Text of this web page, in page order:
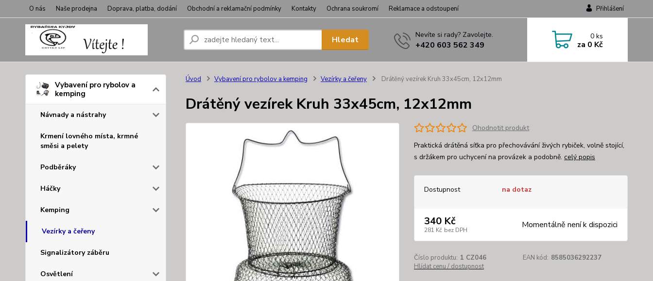
O nás Naše prodejna Doprava, platba, dodání Obchodní a reklamační podmínky Kontakty Ochrana soukromí Reklamace a odstoupení Přihlášení
Hledat Nevíte si rady? Zavolejte.
+420 603 562 349
0ks
za 0 Kč
Vybavení pro rybolov a
kemping
Návnady a nástrahy
Krmení lovného místa, krmné
směsi a pelety
Podběráky
Háčky
Kemping
Vezírky a čeřeny
Signalizátory záběru
Osvětlení
Úvod Vybavení pro rybolov a kemping Vezírky a čeřeny Drátěný vezírek Kruh 33x45cm, 12x12mm
Drátěný vezírek Kruh 33x45cm, 12x12mm
Ohodnotit produkt
Praktická drátěná síťka pro přechovávání živých rybiček, volně stojící,
s držákem pro uchycení na provázek a podobně. celý popis
Dostupnost na dotaz
340 Kč
281 Kč bez DPH Momentálně není k dispozici
Číslo produktu: 1 CZ046 EAN kód: 8585036292237
Hlídat cenu / dostupnost